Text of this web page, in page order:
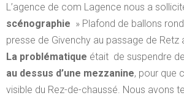
L’agence de com Lagence nous a
scénographie » Plafond de ballons
presse de Givenchy au passage de Retz
La problématique était de suspendre
au dessus d’une mezzanine, pour que
visible du Rez-de-chaussé. Nous avons